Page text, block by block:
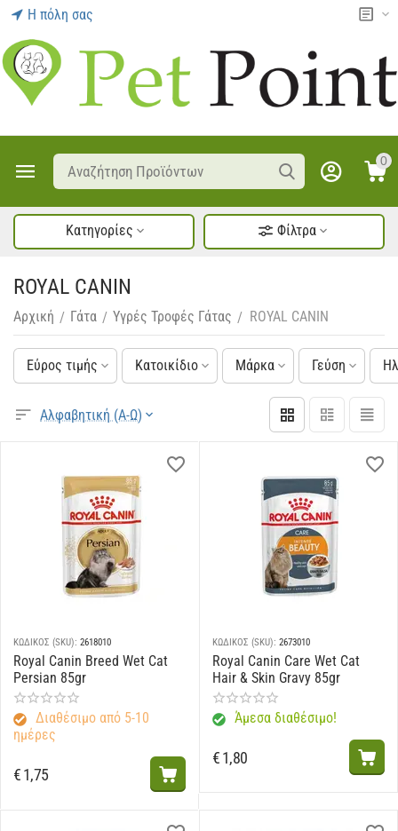
Η πόλη σας
0
Κατηγορίες Φίλτρα
ROYAL CANIN
Αρχική / Γάτα / Υγρές Τροφές Γάτας / ROYAL CANIN
Εύρος τιμής Κατοικίδιο Μάρκα Γεύση
Αλφαβητική (Α-Ω)
ΚΩΔΙΚΟΣ (SKU): 2618010
Royal Canin Breed Wet Cat
Persian 85gr
Διαθέσιμο από 5-10
ημέρες
€1,75
ΚΩΔΙΚΟΣ (SKU): 2673010
Royal Canin Care Wet Cat
Hair & Skin Gravy 85gr
Άμεσα διαθέσιμο!
€1,80